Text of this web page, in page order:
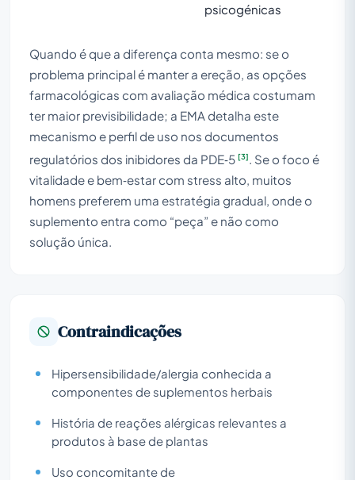
psicogénicas
Quando é que a diferença conta mesmo: se o
problema principal é manter a ereção, as opções
farmacológicas com avaliação médica costumam
ter maior previsibilidade; a EMA detalha este
mecanismo e perfil de uso nos documentos
regulatórios dos inibidores da PDE‑5 [3]
. Se o foco é
vitalidade e bem‑estar com stress alto, muitos
homens preferem uma estratégia gradual, onde o
suplemento entra como “peça” e não como
solução única.
Contraindicações
Hipersensibilidade/alergia conhecida a
componentes de suplementos herbais
História de reações alérgicas relevantes a
produtos à base de plantas
Uso concomitante de